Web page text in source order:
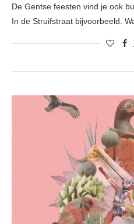
De Gentse feesten vind je ook
In de Struifstraat bijvoorbeeld.